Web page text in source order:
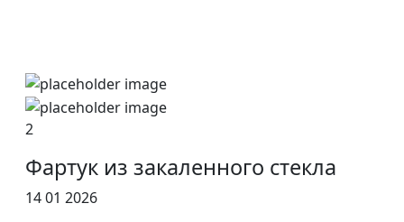
2
Фартук из закаленного стекла
14 01 2026